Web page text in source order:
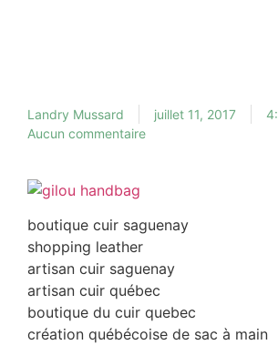
Landry Mussard juillet 11, 2017
Aucun commentaire
boutique cuir saguenay
shopping leather
artisan cuir saguenay
artisan cuir québec
boutique du cuir quebec
création québécoise de sac à main